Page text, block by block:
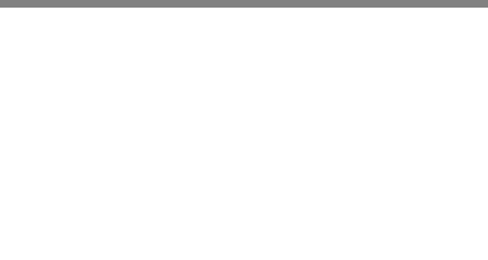
verktyg för att utveckla kryptotekniken.